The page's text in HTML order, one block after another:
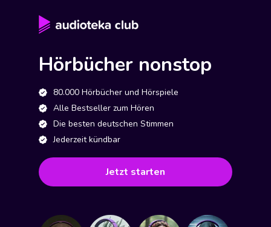
Hörbücher nonstop
80.000 Hörbücher und Hörspiele
Alle Bestseller zum Hören
Die besten deutschen Stimmen
Jederzeit kündbar
Jetzt starten